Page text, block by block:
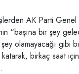
AK Parti Genel
“başına bir şey
olamayacağı gibi
birkaç saat